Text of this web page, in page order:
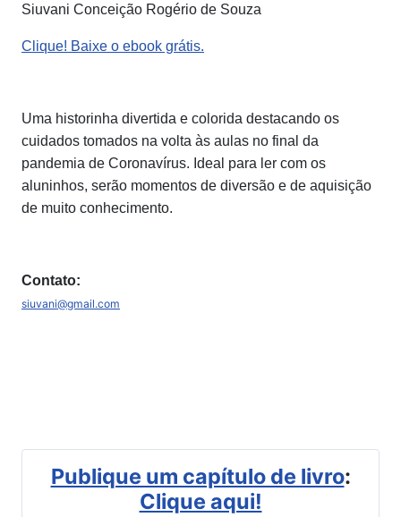
Siuvani Conceição Rogério de Souza
Clique! Baixe o ebook grátis.
Uma historinha divertida e colorida destacando os
cuidados tomados na volta às aulas no final da
pandemia de Coronavírus. Ideal para ler com os
aluninhos, serão momentos de diversão e de aquisição
de muito conhecimento.
Contato:
siuvani@gmail.com
Publique um capítulo de livro:
Clique aqui!